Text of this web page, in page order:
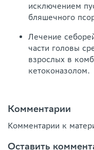
исключением
бляшечного
Лечение
части головы
взрослых в
кетоконазолом.
Комментарии
Комментарии к
Оставить